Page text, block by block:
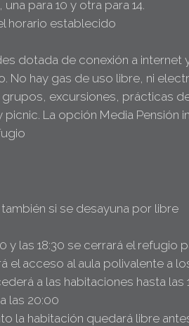
para 10 y otra para 14.
horario establecido
dotada de conexión a internet
No hay gas de uso libre, ni
excursiones, prácticas
La opción Media Pensión
si se desayuna por libre
y las 18:30 se cerrará el
el acceso al aula polivalente a
a las habitaciones hasta las
las 20:00
la habitación quedará libre